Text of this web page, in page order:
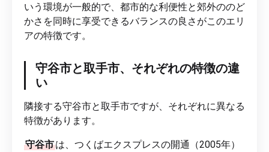
いう環境が一般的で、都市的な利便性と郊外ののど
かさを同時に享受できるバランスの良さがこのエリ
アの特徴です。
守谷市と取手市、それぞれの特徴の違
い
隣接する守谷市と取手市ですが、それぞれに異なる
特徴があります。
守谷市は、つくばエクスプレスの開通（2005年）